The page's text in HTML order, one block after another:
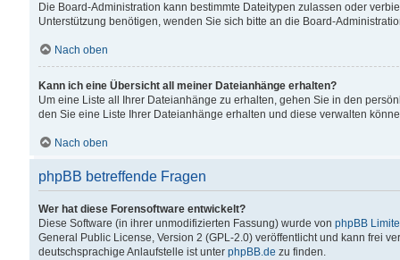
Die Board-Administration kann bestimmte Dateitypen zulassen oder
Unterstützung benötigen, wenden Sie sich bitte an die Board-
Nach oben
Kann ich eine Übersicht all meiner Dateianhänge erhalten?
Um eine Liste all Ihrer Dateianhänge zu erhalten, gehen Sie in den
den Sie eine Liste Ihrer Dateianhänge erhalten und diese verwalten
Nach oben
phpBB betreffende Fragen
Wer hat diese Forensoftware entwickelt?
Diese Software (in ihrer unmodifizierten Fassung) wurde von phpBB
General Public License, Version 2 (GPL-2.0) veröffentlicht und kann frei
deutschsprachige Anlaufstelle ist unter phpBB.de zu finden.